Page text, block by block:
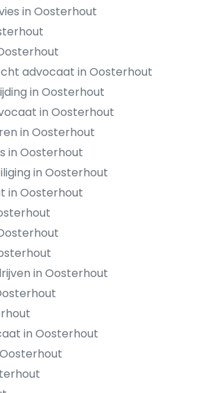
in Oosterhout
advocaat in Oosterhout
in Oosterhout
in Oosterhout
in Oosterhout
in Oosterhout
in Oosterhout
in Oosterhout
in Oosterhout
in Oosterhout